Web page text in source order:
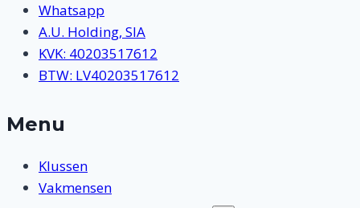
Whatsapp
A.U. Holding, SIA
KVK: 40203517612
BTW: LV40203517612
Menu
Klussen
Vakmensen